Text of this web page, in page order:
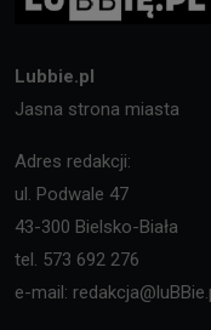
Lubbie.pl
Jasna strona miasta
Adres redakcji:
ul. Podwale 47
43-300 Bielsko-Biała
tel. 573 692 276
e-mail: